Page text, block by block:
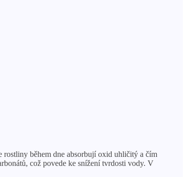
rostliny během dne absorbují oxid uhličitý a čím
což povede ke snížení tvrdosti vody. V